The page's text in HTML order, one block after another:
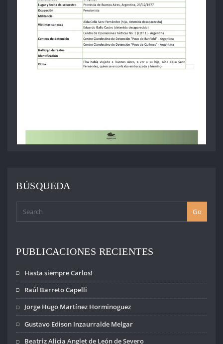
BÚSQUEDA
Go
PUBLICACIONES RECIENTES
Hasta siempre Carlos!
Raúl Barreto Capelli
Jorge Hugo Martínez Horminoguez
Gustavo Edison Inzaurralde Melgar
Beatriz Alicia Anglet de León de Severo